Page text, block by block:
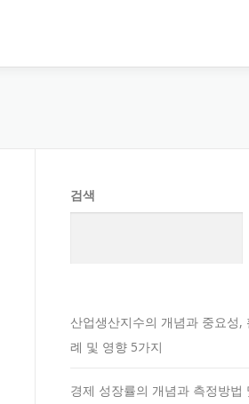
검색
산업생산지수의 개념과 중요성,
례 및 영향 5가지
경제 성장률의 개념과 측정방법